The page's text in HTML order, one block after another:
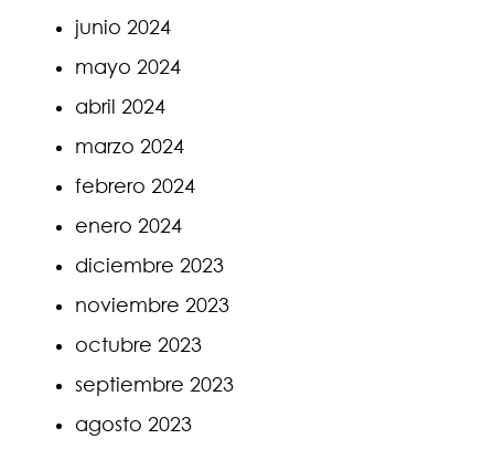
junio 2024
mayo 2024
abril 2024
marzo 2024
febrero 2024
enero 2024
diciembre 2023
noviembre 2023
octubre 2023
septiembre 2023
agosto 2023